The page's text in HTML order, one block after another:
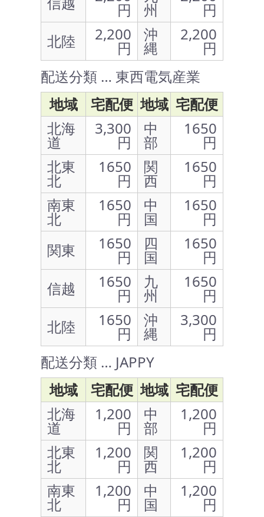
円 州
円
北陸
2,200
円
沖
縄
2,200
円
配送分類 … 東西電気産業
地域
宅配便 地域 宅配便
北海
道
3,300
円
中
部
1650
円
北東
北
1650
円
関
西
1650
円
南東
北
1650
円
中
国
1650
円
関東
1650
円
四
国
1650
円
信越
1650
円
九
州
1650
円
北陸
1650
円
沖
縄
3,300
円
配送分類 … JAPPY
地域
宅配便 地域 宅配便
北海
道
1,200
円
中
部
1,200
円
北東
北
1,200
円
関
西
1,200
円
南東
北
1,200
円
中
国
1,200
円